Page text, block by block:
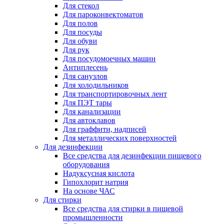
Для стекол
Для пароконвектоматов
Для полов
Для посуды
Для обуви
Для рук
Для посудомоечных машин
Антиплесень
Для санузлов
Для холодильников
Для транспортировочных лент
Для ПЭТ тары
Для канализации
Для автоклавов
Для граффити, надписей
Для металлических поверхностей
Для дезинфекции
Все средства для дезинфекции пищевого
оборудования
Надуксусная кислота
Гипохлорит натрия
На основе ЧАС
Для стирки
Все средства для стирки в пищевой
промышленности